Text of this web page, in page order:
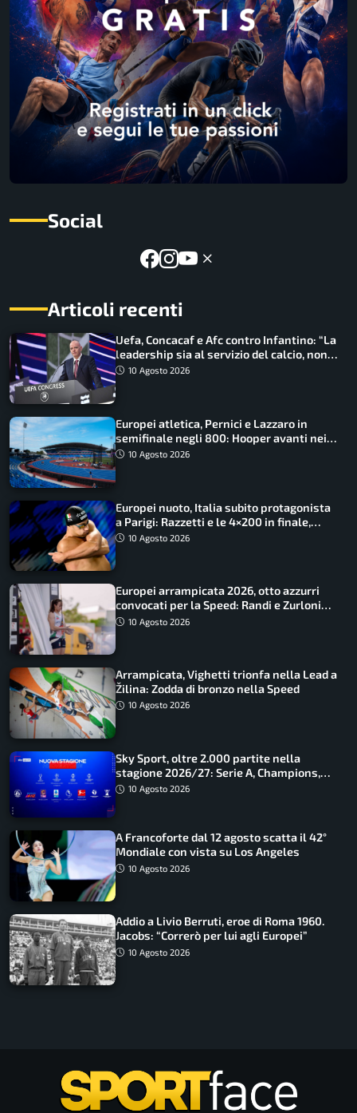
Social
Articoli recenti
Uefa, Concacaf e Afc contro Infantino: “La
leadership sia al servizio del calcio, non
cerchi di dominarlo”
10 Agosto 2026
Europei atletica, Pernici e Lazzaro in
semifinale negli 800: Hooper avanti nei
100, fuori Tecuceanu
10 Agosto 2026
Europei nuoto, Italia subito protagonista
a Parigi: Razzetti e le 4×200 in finale,
Quadarella domina gli 800
10 Agosto 2026
Europei arrampicata 2026, otto azzurri
convocati per la Speed: Randi e Zurloni
guidano l’Italia
10 Agosto 2026
Arrampicata, Vighetti trionfa nella Lead a
Žilina: Zodda di bronzo nella Speed
10 Agosto 2026
Sky Sport, oltre 2.000 partite nella
stagione 2026/27: Serie A, Champions,
Premier e tutte le novità
10 Agosto 2026
A Francoforte dal 12 agosto scatta il 42°
Mondiale con vista su Los Angeles
10 Agosto 2026
Addio a Livio Berruti, eroe di Roma 1960.
Jacobs: “Correrò per lui agli Europei”
10 Agosto 2026